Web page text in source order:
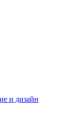
и дизайн